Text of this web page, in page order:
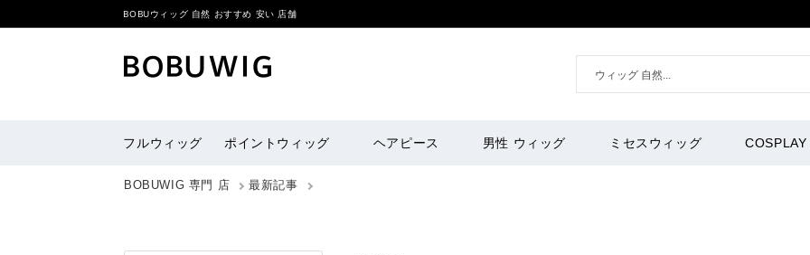
BOBUウィッグ 自然 おすすめ 安い 店舗
フルウィッグ ポイントウィッグ ヘアピース 男性 ウィッグ ミセスウィッグ COSPLAY
BOBUWIG 専門 店 最新記事